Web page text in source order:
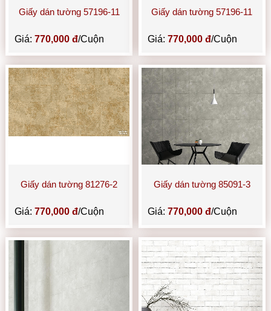
Giấy dán tường 57196-11
Giá:770,000 đ/Cuộn
Giấy dán tường 57196-11
Giá: 770,000 đ/Cuộn
Giấy dán tường 81276-2
Giá:770,000 đ/Cuộn
Giấy dán tường 85091-3
Giá: 770,000 đ/Cuộn